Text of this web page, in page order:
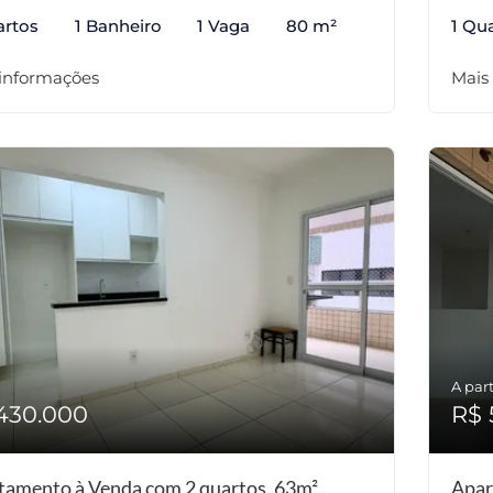
1 Banheiro 1 Vaga 80 m² 1
à Venda com 2 quartos, 63m²
A
R$